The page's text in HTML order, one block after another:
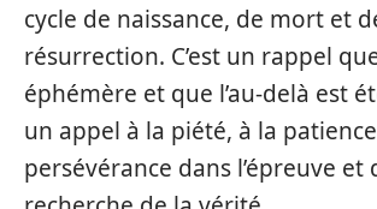
cycle de naissance, de mort et
résurrection. C’est un rappel
éphémère et que l’au-delà est
un appel à la piété, à la
persévérance dans l’épreuve et